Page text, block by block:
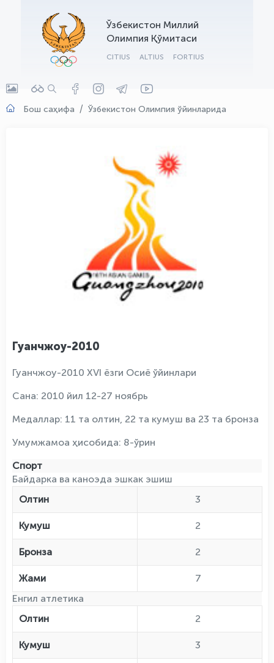
Ўзбекистон Миллий
Олимпия Қўмитаси
CITIUS ALTIUS FORTIUS
Бош саҳифа Ўзбекистон Олимпия ўйинларида
Гуанчжоу-2010
Гуанчжоу-2010 XVI ёзги Осиё ўйинлари
Сана: 2010 йил 12-27 ноябрь
Медаллар: 11 та олтин, 22 та кумуш ва 23 та бронза
Умумжамоа ҳисобида: 8-ўрин
Спорт
Байдарка ва каноэда эшкак эшиш
Олтин
3
Кумуш 2
Бронза 2
Жами
7
Енгил атлетика
Олтин
2
Кумуш 3
OLYMPCHIK AI - yordamchi
Онлайн · olympic.uz